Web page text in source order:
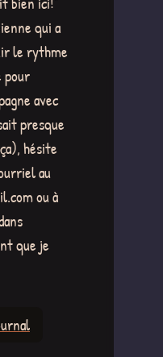
qui a
le rythme
pour
avec
presque
hésite
au
ou à
que je